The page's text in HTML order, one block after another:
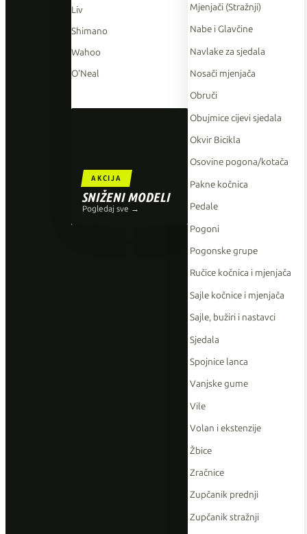
Liv
Shimano
Wahoo
O'Neal
AKCIJA
SNIŽENI MODELI
Pogledaj sve →
Mjenjači (Stražnji)
Nabe i Glavčine
Navlake za sjedala
Nosači mjenjača
Obruči
Obujmice cijevi sjedala
Okvir Bicikla
Osovine pogona/kotača
Pakne kočnica
Pedale
Pogoni
Pogonske grupe
Ručice kočnica i mjenjača
Sajle kočnice i mjenjača
Sajle, bužiri i nastavci
Sjedala
Spojnice lanca
Vanjske gume
Vile
Volan i ekstenzije
Žbice
Zračnice
Zupčanik prednji
Zupčanik stražnji